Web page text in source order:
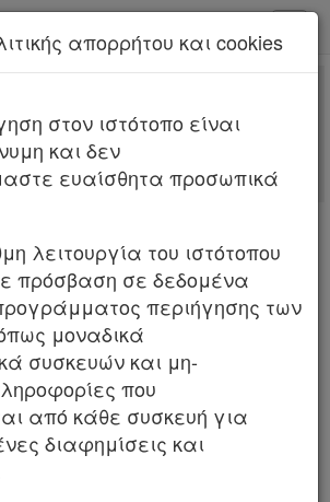
[-]
Kodiko Assistant.Περισσότερα
ΥΠ’ ΑΡΙΘΜ.26 ΦΕΚ Α
Αξιοποίησης και
Περιουσίας του Παντείου
Κοινωνικών και Πολιτικών
ΕΛΛΗΝΙΚΗΣ ΔΗΜΟΚΡΑΤΙΑΣ
1. Τις διατάξεις:
«Νέοι Ορίζοντες στα
απορρήτου και cookies
στον ιστότοπο είναι
και δεν
ευαίσθητα προσωπικά
λειτουργία του ιστότοπου
πρόσβαση σε δεδομένα
περιήγησης των
μοναδικά
συσκευών και μη-
που
από κάθε συσκευή για
διαφημίσεις και